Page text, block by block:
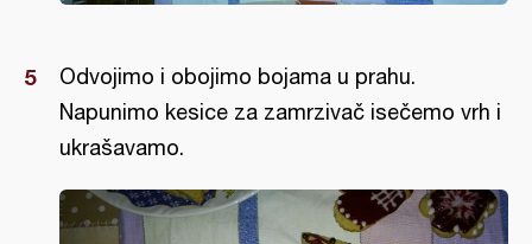
Odvojimo i obojimo bojama u prahu.
Napunimo kesice za zamrzivač isečemo vrh i
ukrašavamo.